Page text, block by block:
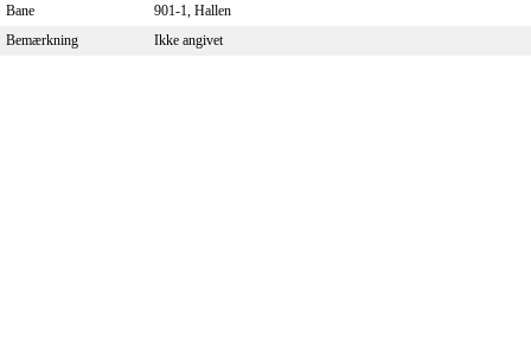
Bane
901-1, Hallen
Bemærkning
Ikke angivet